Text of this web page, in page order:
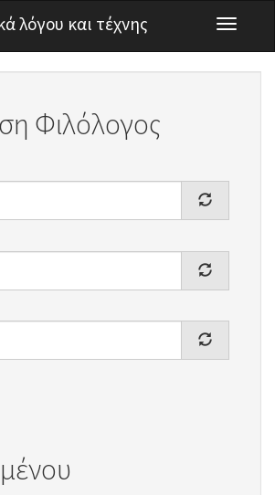
περιεχόμενο
λόγου και τέχνης
Toggle
Φιλόλογος